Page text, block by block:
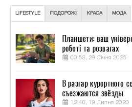
LIFESTYLE ПОДОРОЖІ КРАСА МОДА
Планшети: ваш
роботі та розвагах
00:53, 29 Січня 2025
В разгар курортного
съезжаются звёзды
12:40, 19 Липня 2020